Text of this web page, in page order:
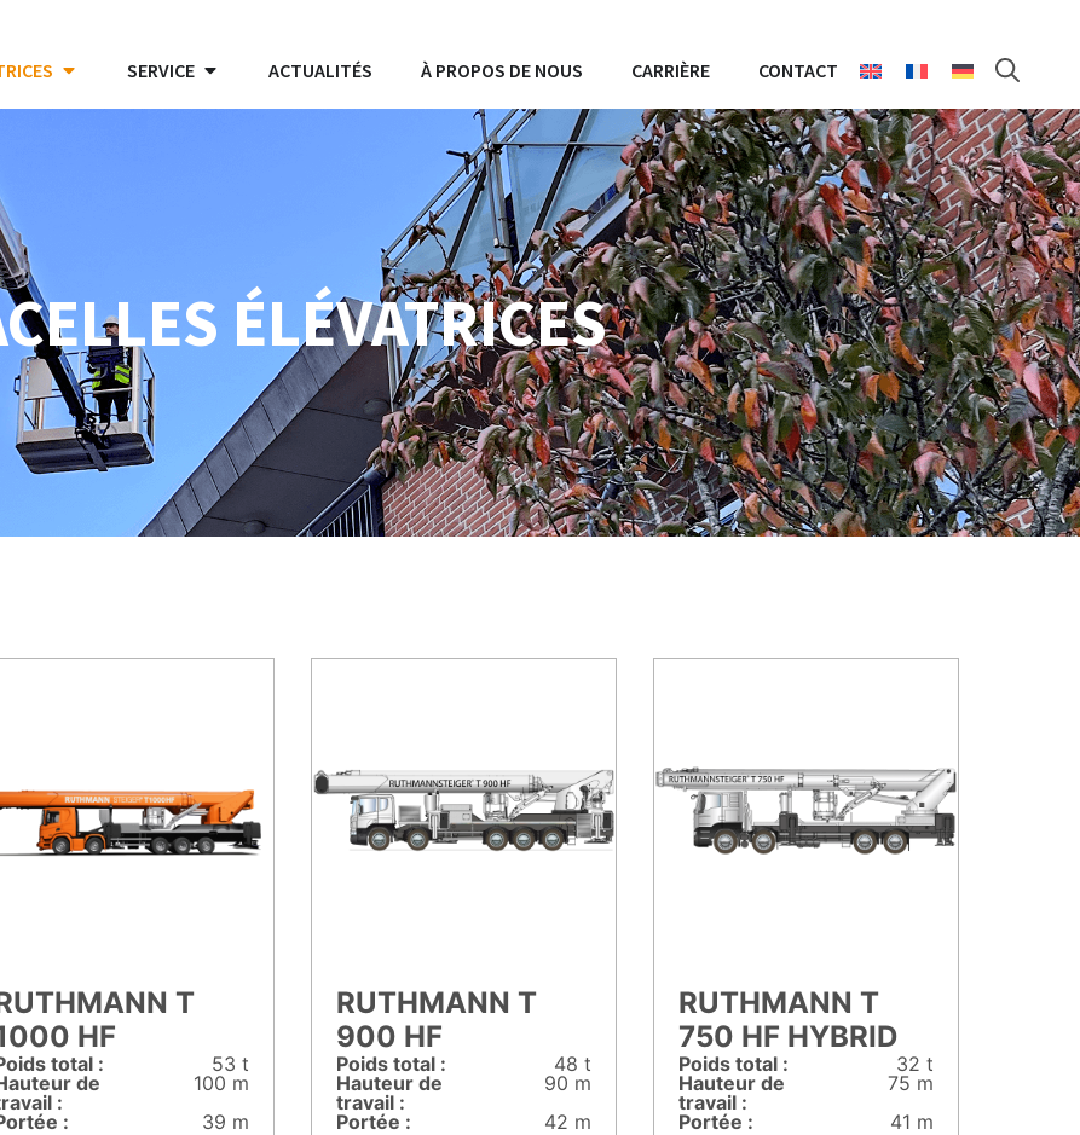
SERVICE ACTUALITÉS À PROPOS DE NOUS CARRIÈRE CONTACT
ÉLÉVATRICES
T
HF
total :
53 t
de
:
100 m
:
39 m
RUTHMANN T
900 HF
Poids total :
48 t
Hauteur de
travail :
90 m
Portée :
42 m
RUTHMANN T
750 HF HYBRID
Poids total :
32 t
Hauteur de
travail :
75 m
Portée :
41 m